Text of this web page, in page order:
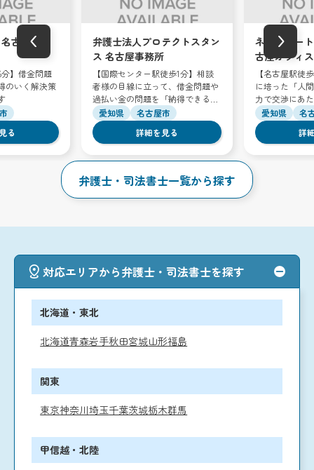
古屋オフ
】借金問題
のいく解決策
る
弁護士法人プロテクトスタン
ス 名古屋事務所
【国際センター駅徒歩1分】相談
者様の目線に立って、借金問題や
過払い金の問題を「納得できる解
決」へと導きます
愛知県
名古屋市
詳細を見る
ネクスパー
古屋オフィス
【名古屋駅徒
に培った「人
力で交渉にあ
愛知県
名
詳
‹ ›
弁護士・司法書士一覧から探す
対応エリアから弁護士・司法書士を探す
北海道・東北
北海道青森岩手秋田宮城山形福島
関東
東京神奈川埼玉千葉茨城栃木群馬
甲信越・北陸